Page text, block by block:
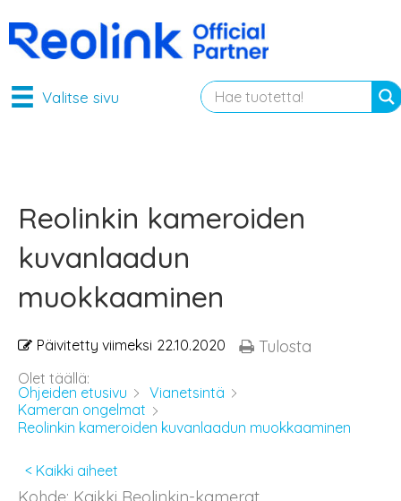
Valitse sivu
Reolinkin kameroiden
kuvanlaadun
muokkaaminen
Päivitetty viimeksi 22.10.2020 Tulosta
Olet täällä:
Ohjeiden etusivu
Vianetsintä
Kameran ongelmat
Reolinkin kameroiden kuvanlaadun muokkaaminen
< Kaikki aiheet
Kohde: Kaikki Reolinkin-kamerat